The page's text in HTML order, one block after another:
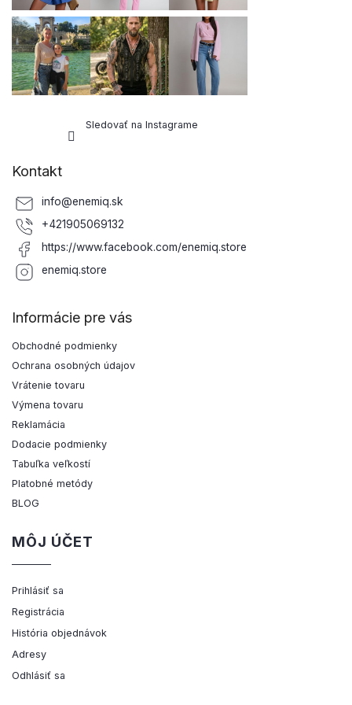
Sledovať na Instagrame
Kontakt
info@enemiq.sk
+421905069132
https://www.facebook.com/enemiq.store
enemiq.store
Informácie pre vás
Obchodné podmienky
Ochrana osobných údajov
Vrátenie tovaru
Výmena tovaru
Reklamácia
Dodacie podmienky
Tabuľka veľkostí
Platobné metódy
BLOG
MÔJ ÚČET
Prihlásiť sa
Registrácia
História objednávok
Adresy
Odhlásiť sa